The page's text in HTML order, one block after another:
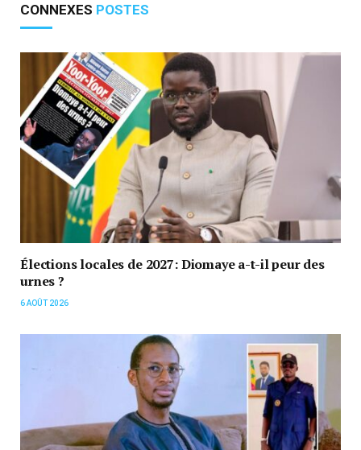
CONNEXES POSTES
Élections locales de 2027: Diomaye a-t-il peur des
urnes ?
6 AOÛT 2026